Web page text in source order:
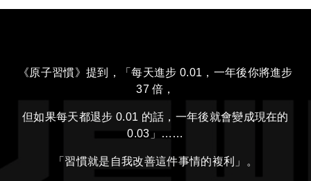
《原子習慣》提到，「每天進步 0.01，一年後你將進步
37 倍，
但如果每天都退步 0.01 的話，一年後就會變成現在的
0.03」……
「習慣就是自我改善這件事情的複利」。